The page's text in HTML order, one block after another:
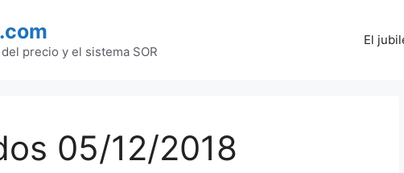
precio y el sistema SOR
El
05/12/2018